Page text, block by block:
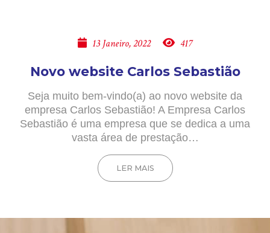
13 Janeiro, 2022 417
Novo website Carlos Sebastião
Seja muito bem-vindo(a) ao novo website da
empresa Carlos Sebastião! A Empresa Carlos
Sebastião é uma empresa que se dedica a uma
vasta área de prestação…
LER MAIS